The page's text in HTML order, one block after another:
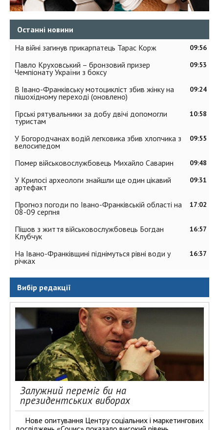
Останні новини
09:56
На війні загинув прикарпатець Тарас Корж
09:53
Павло Круховський – бронзовий призер
Чемпіонату України з боксу
09:24
В Івано-Франківську мотоцикліст збив жінку на
пішохідному переході (оновлено)
10:58
Гірські рятувальники за добу двічі допомогли
туристам
09:55
У Богородчанах водій легковика збив хлопчика з
велосипедом
09:48
Помер військовослужбовець Михайло Саварин
09:31
У Крилосі археологи знайшли ще один цікавий
артефакт
17:02
Прогноз погоди по Івано-Франківській області на
08-09 серпня
16:57
Пішов з життя військовослужбовець Богдан
Клубчук
16:37
На Івано-Франківщині піднімуться рівні води у
річках
Вибір редакції
Залужний переміг би на
президентських виборах
Нове опитування Центру соціальних і маркетингових